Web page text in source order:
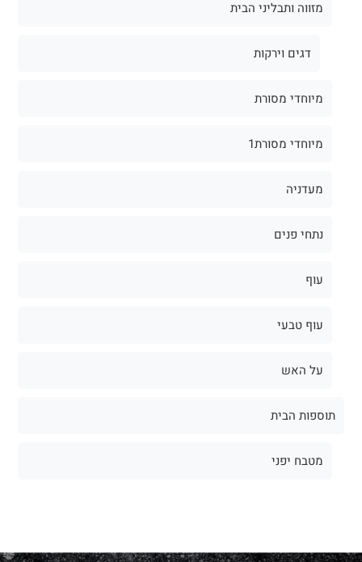
מזווה ותבליני הבית
דגים וירקות
מיוחדי מסורת
מיוחדי מסורת1
מעדניה
נתחי פנים
עוף
עוף טבעי
על האש
תוספות הבית
מטבח יפני